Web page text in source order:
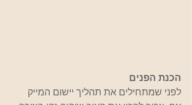
הכנת הפנים
לפני שמתחילים את תהליך יישום המייק